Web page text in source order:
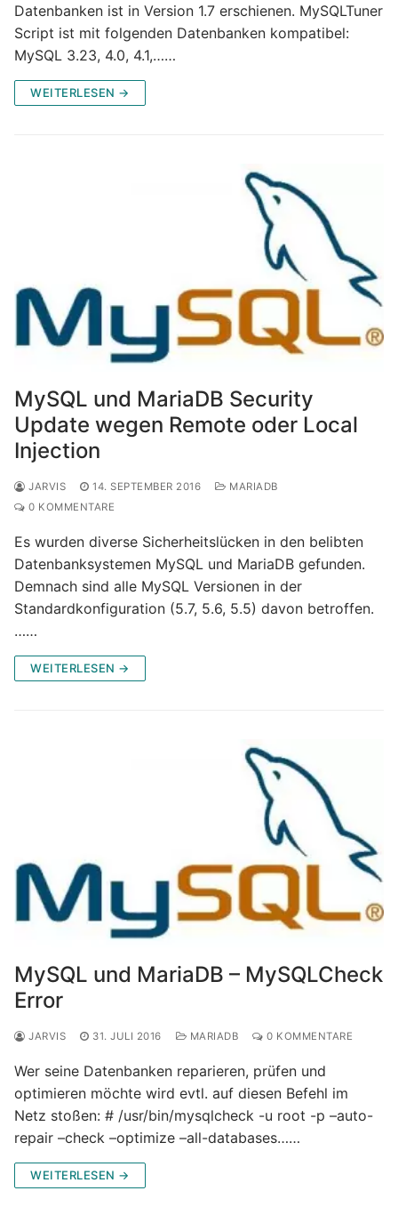
Datenbanken ist in Version 1.7 erschienen. MySQLTuner
Script ist mit folgenden Datenbanken kompatibel:
MySQL 3.23, 4.0, 4.1,……
WEITERLESEN →
MySQL und MariaDB Security
Update wegen Remote oder Local
Injection
JARVIS 14. SEPTEMBER 2016
MARIADB
0 KOMMENTARE
Es wurden diverse Sicherheitslücken in den belibten
Datenbanksystemen MySQL und MariaDB gefunden.
Demnach sind alle MySQL Versionen in der
Standardkonfiguration (5.7, 5.6, 5.5) davon betroffen.
……
WEITERLESEN →
MySQL und MariaDB – MySQLCheck
Error
JARVIS 31. JULI 2016 MARIADB 0 KOMMENTARE
Wer seine Datenbanken reparieren, prüfen und
optimieren möchte wird evtl. auf diesen Befehl im
Netz stoßen: # /usr/bin/mysqlcheck -u root -p –auto-
repair –check –optimize –all-databases……
WEITERLESEN →